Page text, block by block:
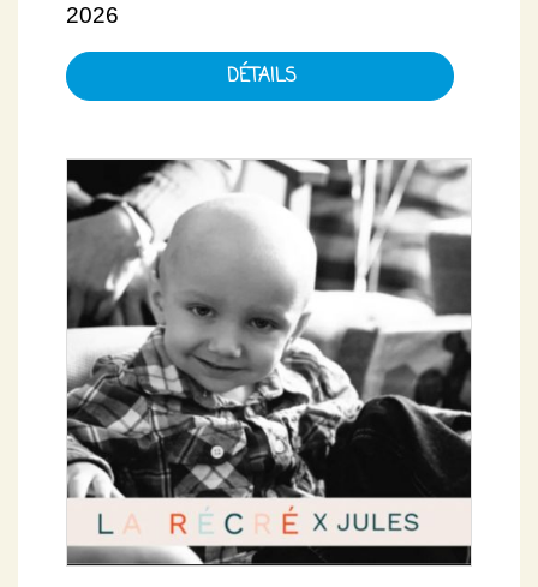
2026
DÉTAILS